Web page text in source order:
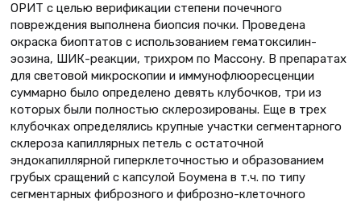
ОРИТ с целью верификации степени почечного
повреждения выполнена биопсия почки. Проведена
окраска биоптатов с использованием гематоксилин-
эозина, ШИК-реакции, трихром по Массону. В препаратах
для световой микроскопии и иммунофлюоресценции
суммарно было определено девять клубочков, три из
которых были полностью склерозированы. Еще в трех
клубочках определялись крупные участки сегментарного
склероза капиллярных петель с остаточной
эндокапиллярной гиперклеточностью и образованием
грубых сращений с капсулой Боумена в т.ч. по типу
сегментарных фиброзного и фиброзно-клеточного